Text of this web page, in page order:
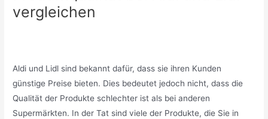
vergleichen
Aldi und Lidl sind bekannt dafür, dass sie ihren Kunden
günstige Preise bieten. Dies bedeutet jedoch nicht, dass die
Qualität der Produkte schlechter ist als bei anderen
Supermärkten. In der Tat sind viele der Produkte, die Sie in